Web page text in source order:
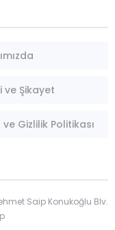
ve Şikayet
ve Gizlilik Politikası
Saip Konukoğlu Blv.